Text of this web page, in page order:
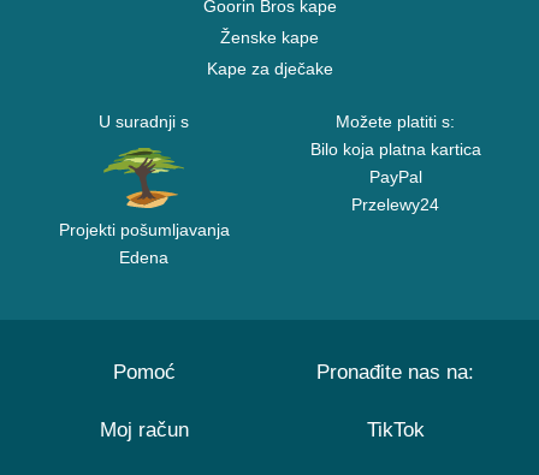
Goorin Bros kape
Ženske kape
Kape za dječake
U suradnji s
Projekti pošumljavanja
Edena
Možete platiti s:
Bilo koja platna kartica
PayPal
Przelewy24
Pomoć
Moj račun
Pronađite nas na:
TikTok